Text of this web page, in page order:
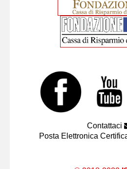
Contattaci
Posta Elettronica